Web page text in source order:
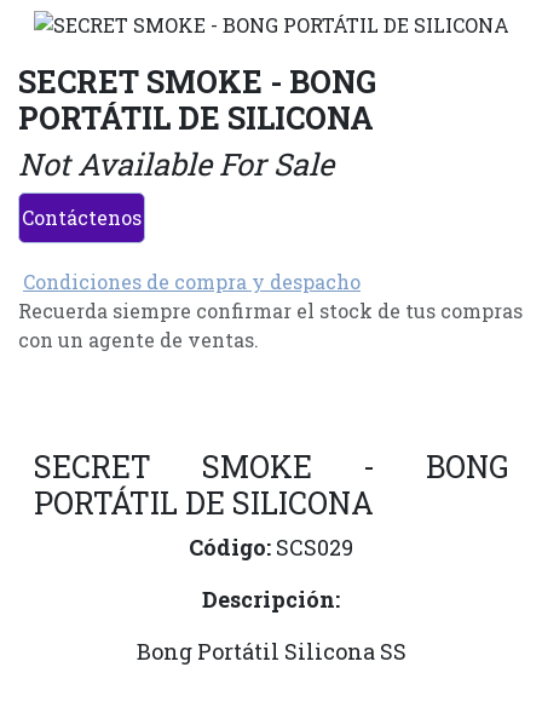
SECRET SMOKE - BONG
PORTÁTIL DE SILICONA
Not Available For Sale
Contáctenos
Condiciones de compra y despacho
Recuerda siempre confirmar el stock de tus compras
con un agente de ventas.
SECRET SMOKE - BONG
PORTÁTIL DE SILICONA
Código: SCS029
Descripción:
Bong Portátil Silicona SS